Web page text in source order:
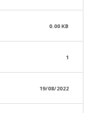
0.00 KB
1
19/08/2022